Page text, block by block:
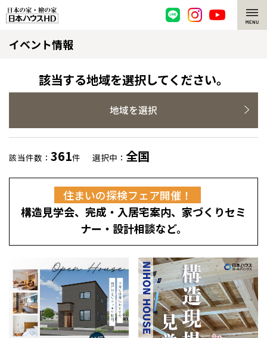
脱炭素・檜の家
環境にやさしい、脱炭素社会の住宅
耐震構造
高耐久住宅
高断熱・高気密の家
エネルギー自給自足
感謝訪問・長期保証
直営工事
選ばれる理由
檜の魅力 トップ
檜と日本人
1000年を超えて生きる檜
知られざる檜の効果・作用
理想の木材「檜」
注文住宅
グレートステージ
平屋の家
外観・インテリア集
リフォーム トップ
選ばれる理由
リフォームの流れ
賃貸併用住宅のメリット
安心のサポートシステム
分譲住宅・土地
分譲マンション
イベント情報
該当する地域を選択してください。
地域を選択
該当件数： 361件 選択中： 全国
住まいの探検フェア開催！
構造見学会、完成・入居宅案内、家づくりセミ
ナー・設計相談など。